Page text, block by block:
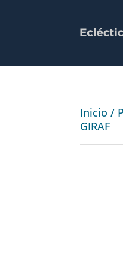
Inicio /
GIRAF